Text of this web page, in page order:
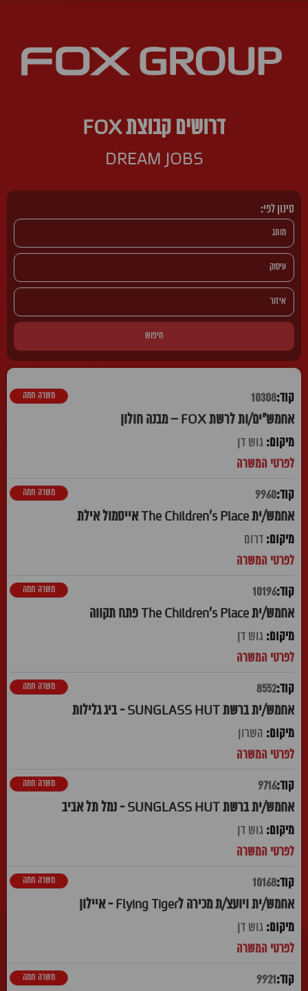
דרושים קבוצת FOX
DREAM JOBS
סינון לפי:
חיפוש
10308
אחמש"ים/ות לרשת FOX – מבנה חולון
משרה חמה
גוש דן
9960
אחמש/ית The Children's Place אייסמול אילת
משרה חמה
דרום
10196
אחמש/ית The Children's Place פתח תקווה
משרה חמה
גוש דן
8552
אחמש/ית ברשת SUNGLASS HUT - ביג גלילות
משרה חמה
השרון
9716
אחמש/ית ברשת SUNGLASS HUT - נמל תל אביב
משרה חמה
גוש דן
10168
אחמש/ית ויועצ/ת מכירה לFlying Tiger - איילון
משרה חמה
גוש דן
9921 משרה חמה